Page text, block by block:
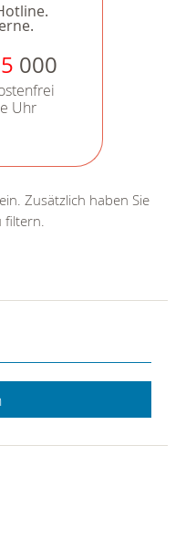
000
Uhr
Zusätzlich haben Sie
filtern.